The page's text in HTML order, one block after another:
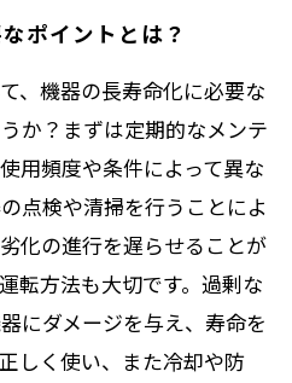
ポイントとは？
、機器の長寿命化に必要な
か？まずは定期的なメンテ
用頻度や条件によって異な
点検や清掃を行うことによ
化の進行を遅らせることが
転方法も大切です。過剰な
にダメージを与え、寿命を
しく使い、また冷却や防